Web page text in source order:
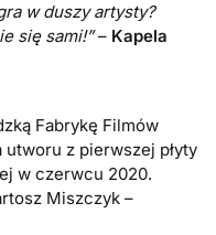
w duszy artysty?
się sami!”– Kapela
Fabrykę Filmów
utworu z pierwszej płyty
w czerwcu 2020.
Miszczyk –